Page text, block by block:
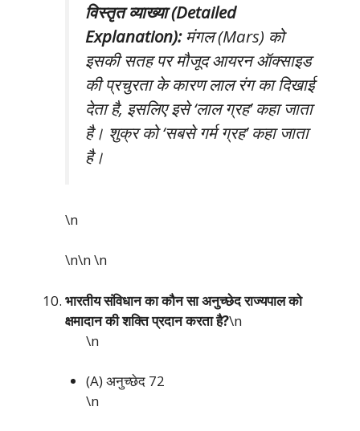
विस्तृत व्याख्या (Detailed
Explanation):मंगल (Mars) को
इसकी सतह पर मौजूद आयरन ऑक्साइड
की प्रचुरता के कारण लाल रंग का दिखाई
देता है, इसलिए इसे ‘लाल ग्रह’ कहा जाता
है। शुक्र को ‘सबसे गर्म ग्रह’ कहा जाता
है।
\n
\n\n\n
भारतीय संविधान का कौन सा अनुच्छेद राज्यपाल को
क्षमादान की शक्ति प्रदान करता है?\n
\n
(A) अनुच्छेद 72
\n